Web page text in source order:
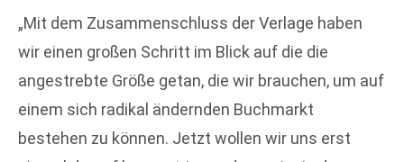
„Mit dem Zusammenschluss der Verlage haben
wir einen großen Schritt im Blick auf die die
angestrebte Größe getan, die wir brauchen, um auf
einem sich radikal ändernden Buchmarkt
bestehen zu können. Jetzt wollen wir uns erst